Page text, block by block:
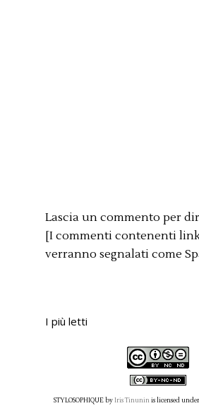
Lascia un commento per
[I commenti contenenti
verranno segnalati come
I più letti
STYLOSOPHIQUE byIris Tinuninis licensed